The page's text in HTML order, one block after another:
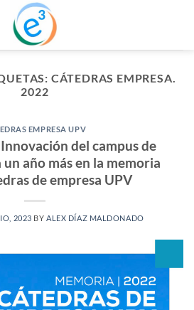
CÁTEDRAS EMPRESA.
2022
EMPRESA UPV
del campus de
año más en la memoria
de empresa UPV
2023 BY ALEX DÍAZ MALDONADO